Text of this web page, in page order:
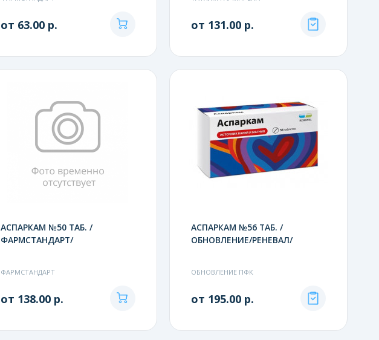
от 63.00 р. от 131.00 р.
АСПАРКАМ №50 ТАБ. /
ФАРМСТАНДАРТ/
ФАРМСТАНДАРТ
от 138.00 р.
АСПАРКАМ №56 ТАБ. /
ОБНОВЛЕНИЕ/РЕНЕВАЛ/
ОБНОВЛЕНИЕ ПФК
от 195.00 р.